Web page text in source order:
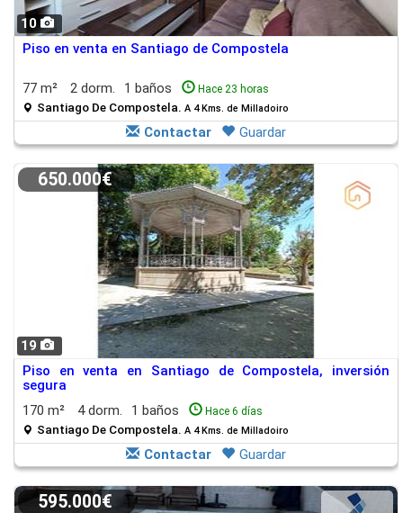
10
Piso en venta en Santiago de Compostela
77 m² 2 dorm. 1 baños Hace 23 horas
Santiago De Compostela. A 4 Kms. de Milladoiro
Contactar Guardar
19
650.000€
Piso en venta en Santiago de Compostela, inversión
segura
170 m²
4 dorm. 1 baños Hace 6 días
Santiago De Compostela. A 4 Kms. de Milladoiro
Contactar Guardar
595.000€